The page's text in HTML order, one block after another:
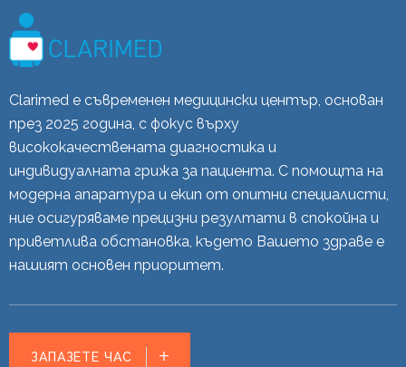
Clarimed е съвременен медицински център, основан
през 2025 година, с фокус върху
висококачествената диагностика и
индивидуалната грижа за пациента. С помощта на
модерна апаратура и екип от опитни специалисти,
ние осигуряваме прецизни резултати в спокойна и
приветлива обстановка, където Вашето здраве е
нашият основен приоритет.
ЗАПАЗЕТЕ ЧАС